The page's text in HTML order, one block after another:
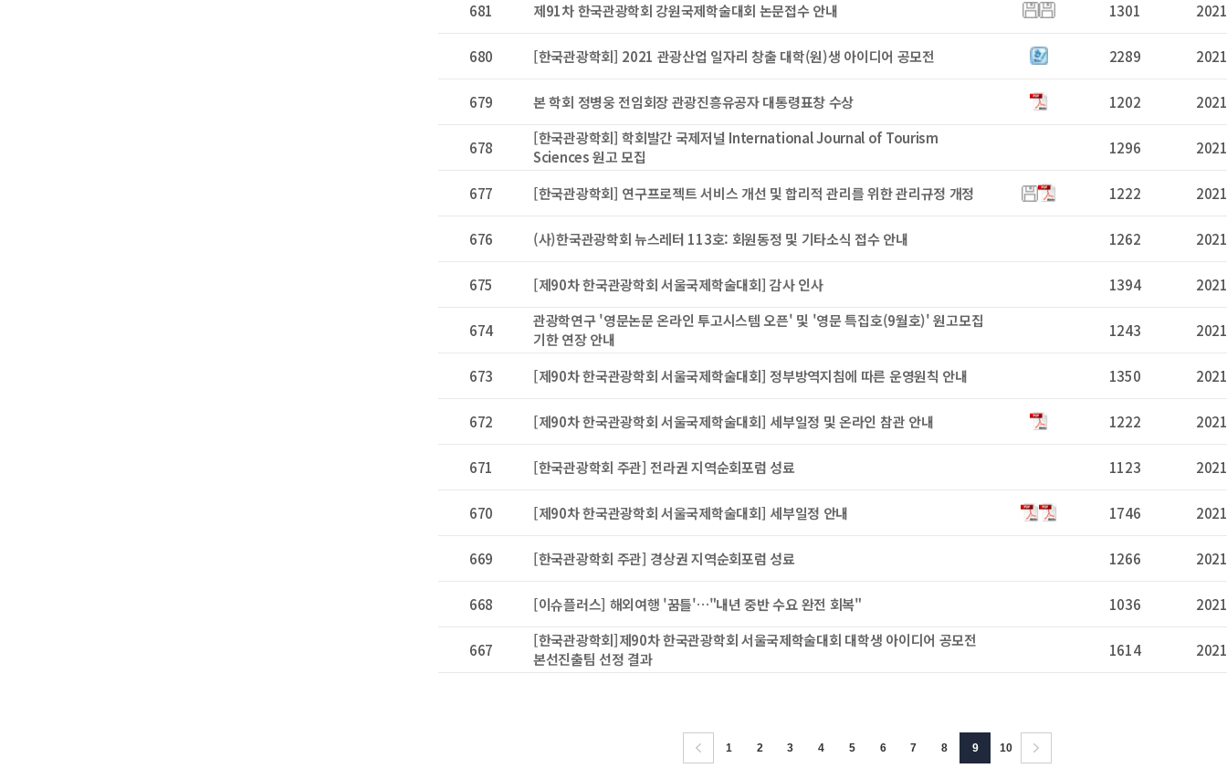
681 제91차 한국관광학회 강원국제학술대회 논문접수 안내 1301
680 [한국관광학회] 2021 관광산업 일자리 창출 대학(원)생 아이디어 공모전 2289
679 본 학회 정병웅 전임회장 관광진흥유공자 대통령표창 수상 1202
678
[한국관광학회] 학회발간 국제저널 International Journal of Tourism
Sciences 원고 모집
1296
677 [한국관광학회] 연구프로젝트 서비스 개선 및 합리적 관리를 위한 관리규정 개정 1222
676 (사)한국관광학회 뉴스레터 113호: 회원동정 및 기타소식 접수 안내 1262
675 [제90차 한국관광학회 서울국제학술대회] 감사 인사 1394
674
관광학연구 '영문논문 온라인 투고시스템 오픈' 및 '영문 특집호(9월호)' 원고모집
기한 연장 안내
1243
673 [제90차 한국관광학회 서울국제학술대회] 정부방역지침에 따른 운영원칙 안내 1350
672 [제90차 한국관광학회 서울국제학술대회] 세부일정 및 온라인 참관 안내 1222
671 [한국관광학회 주관] 전라권 지역순회포럼 성료 1123
670 [제90차 한국관광학회 서울국제학술대회] 세부일정 안내 1746
669 [한국관광학회 주관] 경상권 지역순회포럼 성료 1266
668 [이슈플러스] 해외여행 '꿈틀'…"내년 중반 수요 완전 회복" 1036
667
[한국관광학회]제90차 한국관광학회 서울국제학술대회 대학생 아이디어 공모전
본선진출팀 선정 결과
1614
1 2 3 4 5 6 7 8 9 10